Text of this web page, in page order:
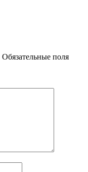
Обязательные поля